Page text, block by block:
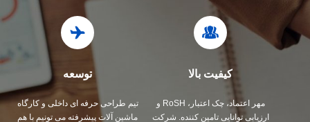
کیفیت بالا
مهر اعتماد، چک اعتبار، RoSH و
ارزیابی توانایی تامین کننده. شرکت
توسعه
تیم طراحی حرفه ای داخلی و کارگاه
ماشین آلات پیشرفته می تونیم با هم